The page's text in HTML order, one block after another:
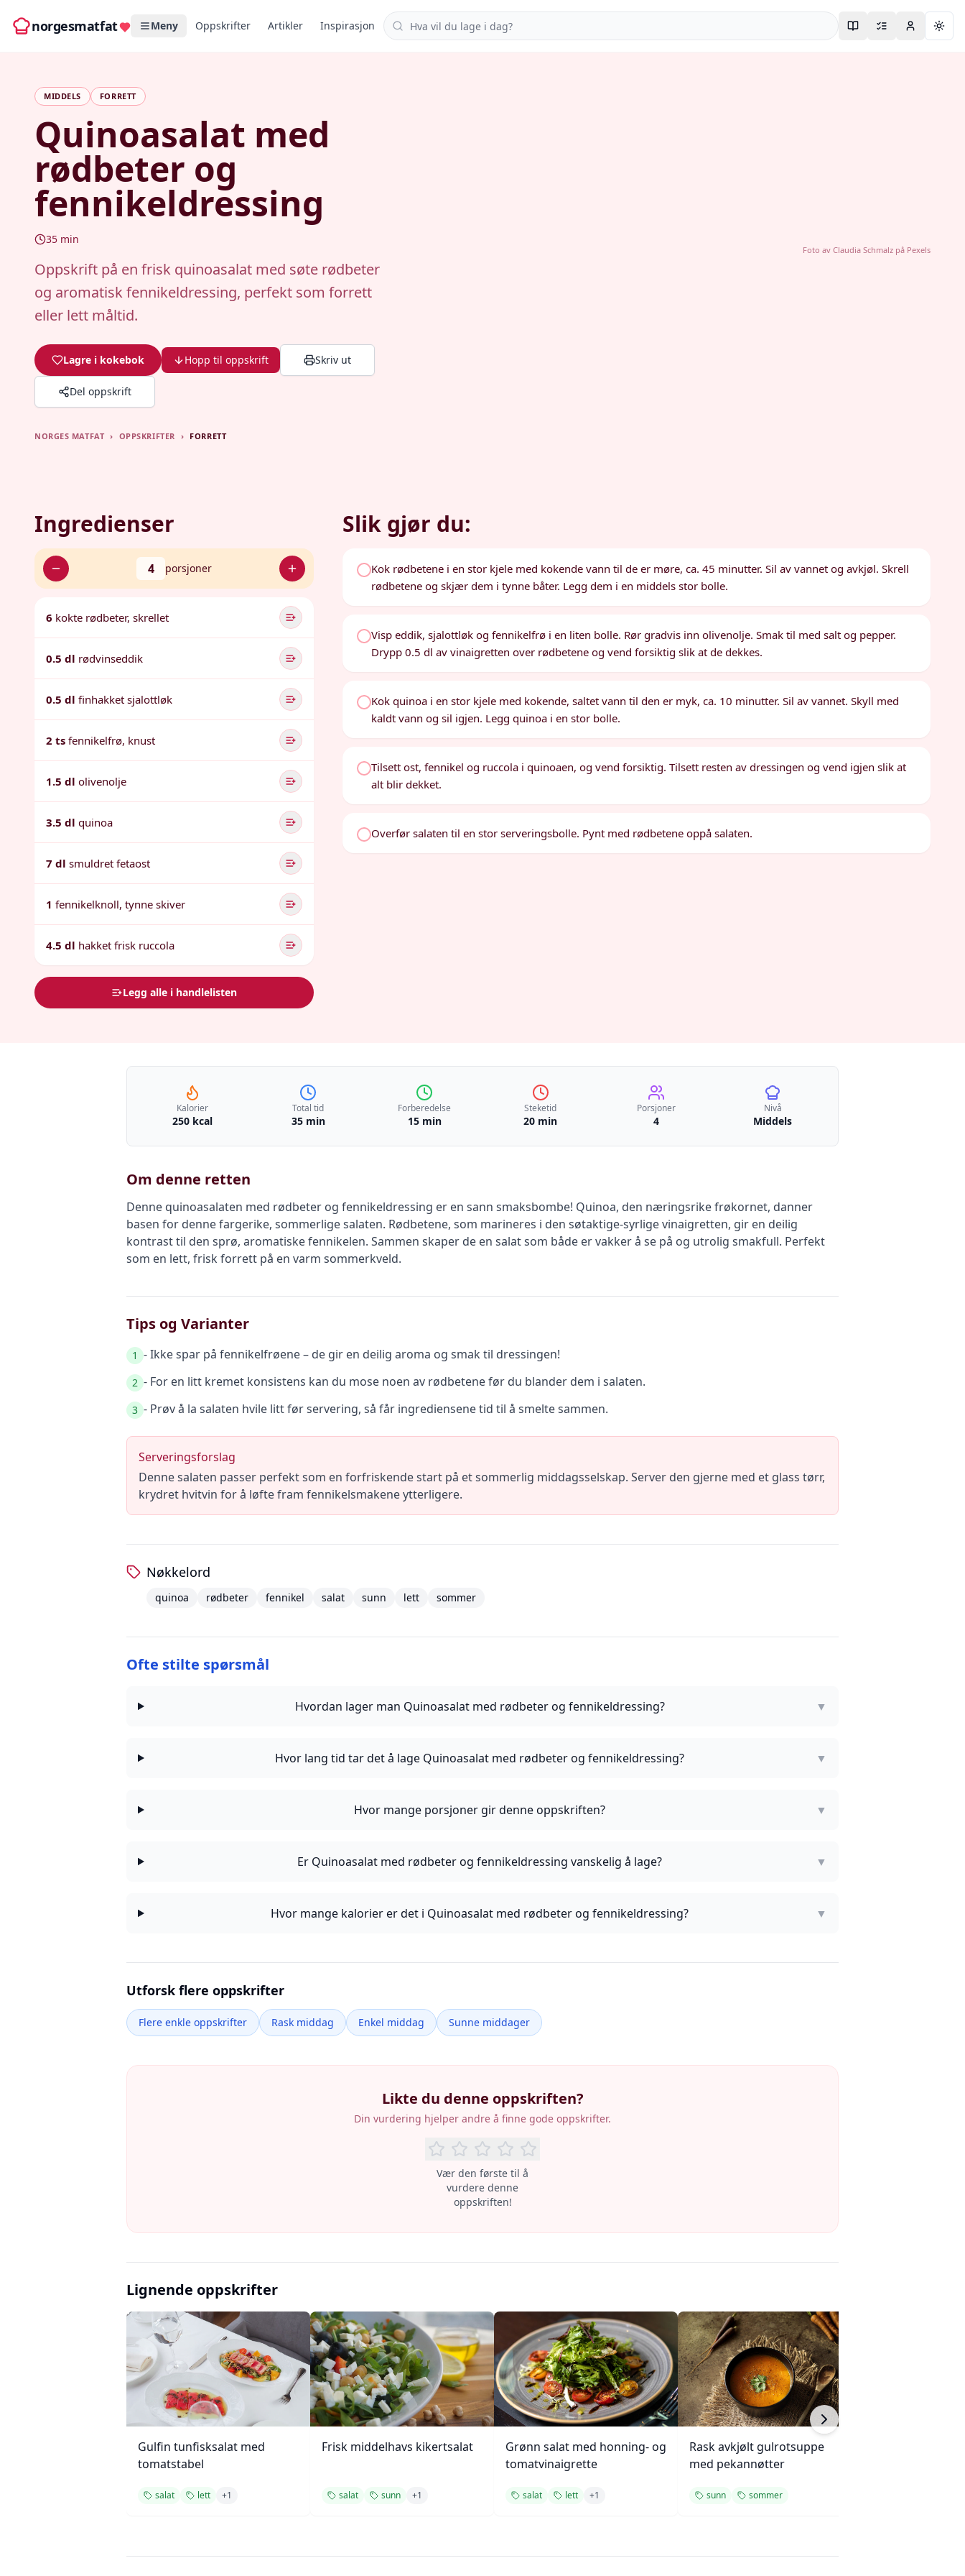
norgesmatfat Meny Oppskrifter Artikler Inspirasjon Søk i oppskrifter
MIDDELS FORRETT
Quinoasalat med
rødbeter og
fennikeldressing
35 min
Oppskrift på en frisk quinoasalat med søte rødbeter
og aromatisk fennikeldressing, perfekt som forrett
eller lett måltid.
Lagre i kokebok Hopp til oppskrift Skriv ut
Del oppskrift
Foto av Claudia Schmalzpå Pexels
NORGES MATFAT › OPPSKRIFTER › FORRETT
Ingredienser
4 porsjoner
6 kokte rødbeter, skrellet
0.5 dl rødvinseddik
0.5 dl finhakket sjalottløk
2 ts fennikelfrø, knust
1.5 dl olivenolje
3.5 dl quinoa
7 dl smuldret fetaost
1 fennikelknoll, tynne skiver
4.5 dl hakket frisk ruccola
Legg alle i handlelisten
Slik gjør du:
Kok rødbetene i en stor kjele med kokende vann til de er møre, ca. 45 minutter. Sil av vannet og avkjøl. Skrell
rødbetene og skjær dem i tynne båter. Legg dem i en middels stor bolle.
Visp eddik, sjalottløk og fennikelfrø i en liten bolle. Rør gradvis inn olivenolje. Smak til med salt og pepper.
Drypp 0.5 dl av vinaigretten over rødbetene og vend forsiktig slik at de dekkes.
Kok quinoa i en stor kjele med kokende, saltet vann til den er myk, ca. 10 minutter. Sil av vannet. Skyll med
kaldt vann og sil igjen. Legg quinoa i en stor bolle.
Tilsett ost, fennikel og ruccola i quinoaen, og vend forsiktig. Tilsett resten av dressingen og vend igjen slik at
alt blir dekket.
Overfør salaten til en stor serveringsbolle. Pynt med rødbetene oppå salaten.
Kalorier
250 kcal
Total tid
35 min
Forberedelse
15 min
Steketid
20 min
Porsjoner
4
Nivå
Middels
Om denne retten
Denne quinoasalaten med rødbeter og fennikeldressing er en sann smaksbombe! Quinoa, den næringsrike frøkornet, danner
basen for denne fargerike, sommerlige salaten. Rødbetene, som marineres i den søtaktige-syrlige vinaigretten, gir en deilig
kontrast til den sprø, aromatiske fennikelen. Sammen skaper de en salat som både er vakker å se på og utrolig smakfull. Perfekt
som en lett, frisk forrett på en varm sommerkveld.
Tips og Varianter
1 - Ikke spar på fennikelfrøene – de gir en deilig aroma og smak til dressingen!
2 - For en litt kremet konsistens kan du mose noen av rødbetene før du blander dem i salaten.
3 - Prøv å la salaten hvile litt før servering, så får ingrediensene tid til å smelte sammen.
Serveringsforslag
Denne salaten passer perfekt som en forfriskende start på et sommerlig middagsselskap. Server den gjerne med et glass tørr,
krydret hvitvin for å løfte fram fennikelsmakene ytterligere.
Nøkkelord
quinoa rødbeter fennikel salat sunn lett sommer
Ofte stilte spørsmål
Hvordan lager man Quinoasalat med rødbeter og fennikeldressing? ▼
Hvor lang tid tar det å lage Quinoasalat med rødbeter og fennikeldressing? ▼
Hvor mange porsjoner gir denne oppskriften? ▼
Er Quinoasalat med rødbeter og fennikeldressing vanskelig å lage? ▼
Hvor mange kalorier er det i Quinoasalat med rødbeter og fennikeldressing? ▼
Utforsk flere oppskrifter
Flere enkle oppskrifter Rask middag Enkel middag Sunne middager
Likte du denne oppskriften?
Din vurdering hjelper andre å finne gode oppskrifter.
Vær den første til å
vurdere denne
oppskriften!
Lignende oppskrifter
Gulfin tunfisksalat med
tomatstabel
salat lett +1
Frisk middelhavs kikertsalat
salat sunn +1
Grønn salat med honning- og
tomatvinaigrette
salat lett +1
Rask avkjølt gulrotsuppe
med pekannøtter
sunn sommer